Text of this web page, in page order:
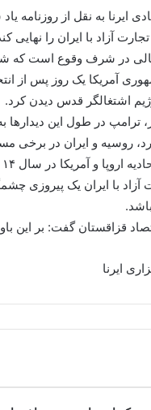
ایرنا به نقل از روزنامه
در شرف وقوع است که
آمریکا یک روز پس از
اشتغالگر قدس دیدن کرد.
ترامپ در طول این
روسیه و ایران در برخی
هایی اعمال کردند، خواهان محکم تر شدن روابط اقتصادی با یکدیگر شدند.
بر این باورم که تا پایان سال ۲۰۱۷ به یک
ایرنا